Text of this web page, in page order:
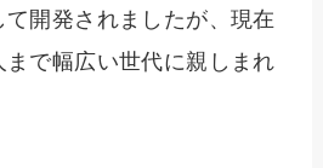
開発されましたが、現在
で幅広い世代に親しまれ